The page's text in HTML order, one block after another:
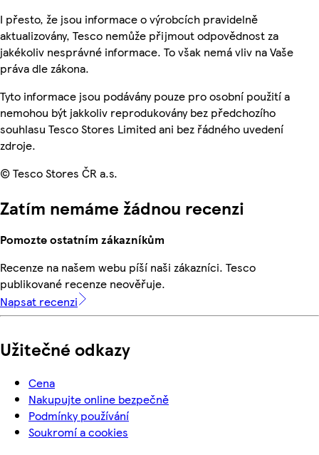
I přesto, že jsou informace o výrobcích pravidelně
aktualizovány, Tesco nemůže přijmout odpovědnost za
jakékoliv nesprávné informace. To však nemá vliv na Vaše
práva dle zákona.
Tyto informace jsou podávány pouze pro osobní použití a
nemohou být jakkoliv reprodukovány bez předchozího
souhlasu Tesco Stores Limited ani bez řádného uvedení
zdroje.
© Tesco Stores ČR a.s.
Zatím nemáme žádnou recenzi
Pomozte ostatním zákazníkům
Recenze na našem webu píší naši zákazníci. Tesco
publikované recenze neověřuje.
Napsat recenzi
Užitečné odkazy
Cena
Nakupujte online bezpečně
Podmínky používání
Soukromí a cookies